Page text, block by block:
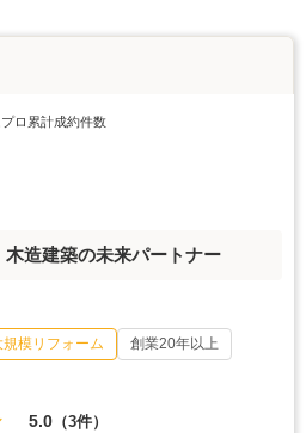
ロ累計成約件数
造建築の未来パートナー
規模リフォーム
創業20年以上
5.0 （3件）